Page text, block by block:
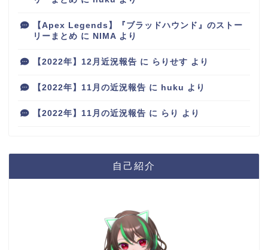
【Apex Legends】『ブラッドハウンド』のストー
リーまとめ に NIMA より
【2022年】12月近況報告 に らりせす より
【2022年】11月の近況報告 に huku より
【2022年】11月の近況報告 に らり より
自己紹介